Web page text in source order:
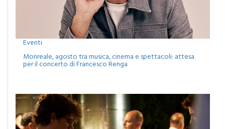
Eventi
Monreale, agosto tra musica, cinema e spettacoli: attesa